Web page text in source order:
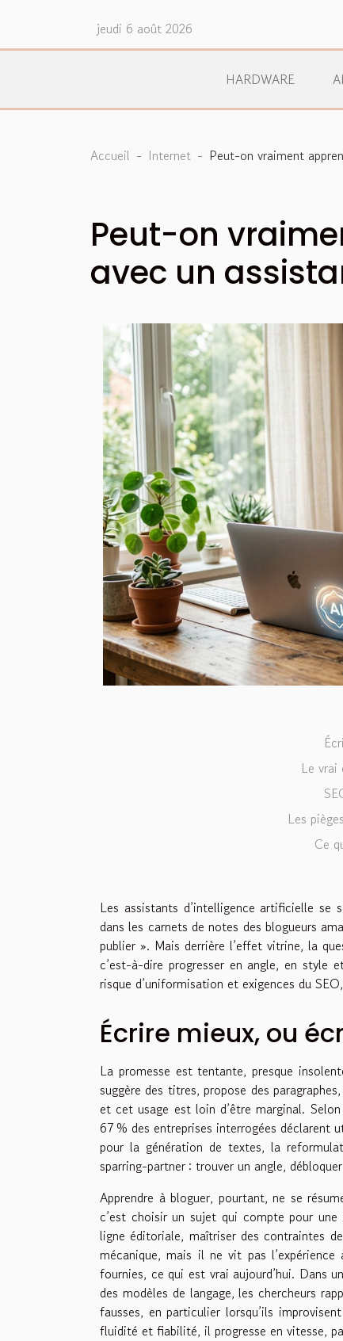
jeudi 6 août 2026
HARDWARE
Accueil Internet Peut-on vraiment
Peut-on
avec un
Le vrai
Les
Ce
Les assistants d’intelligence artificielle se
dans les carnets de notes des blogueurs
publier ». Mais derrière l’effet vitrine, la
c’est-à-dire progresser en angle, en style
risque d’uniformisation et exigences du
Écrire mieux, ou
La promesse est tentante, presque
suggère des titres, propose des
et cet usage est loin d’être marginal.
67 % des entreprises interrogées déclarent
pour la génération de textes, la
sparring-partner : trouver un angle,
Apprendre à bloguer, pourtant, ne se
c’est choisir un sujet qui compte pour
ligne éditoriale, maîtriser des contraintes
mécanique, mais il ne vit pas
fournies, ce qui est vrai aujourd’hui. Dans
des modèles de langage, les chercheurs
fausses, en particulier lorsqu’ils
fluidité et fiabilité, il progresse en vitesse,